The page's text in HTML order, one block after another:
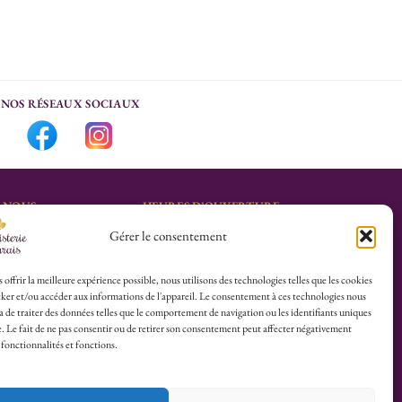
Gérer le consentement
offrir la meilleure expérience possible, nous utilisons des technologies telles que les cookies
et/ou accéder aux informations de l'appareil. Le consentement à ces technologies nous
de traiter des données telles que le comportement de navigation ou les identifiants uniques
Le fait de ne pas consentir ou de retirer son consentement peut affecter négativement
fonctionnalités et fonctions.
NOS RÉSEAUX SOCIAUX
:
Calvaire
HEURES D’OUVERTURE
Lu-Sa : 10h30/13h30 –
Dim (Oct à Mai) : 12h/17h30